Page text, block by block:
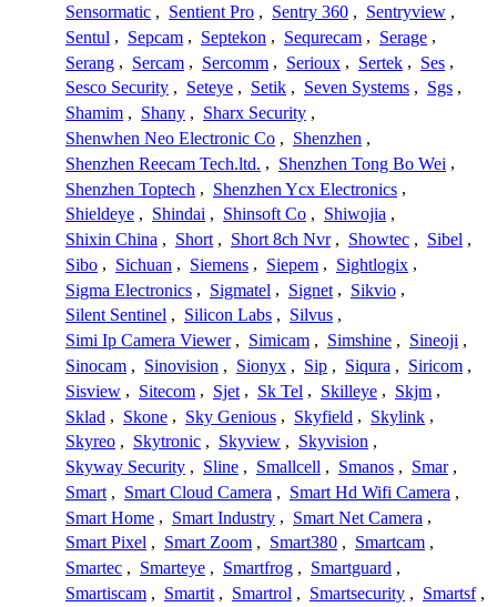
Sensormatic , Sentient Pro , Sentry 360 , Sentryview ,
Sentul , Sepcam , Septekon , Sequrecam , Serage ,
Serang , Sercam , Sercomm , Serioux , Sertek , Ses ,
Sesco Security , Seteye , Setik , Seven Systems , Sgs ,
Shamim , Shany , Sharx Security ,
Shenwhen Neo Electronic Co , Shenzhen ,
Shenzhen Reecam Tech.ltd. , Shenzhen Tong Bo Wei ,
Shenzhen Toptech , Shenzhen Ycx Electronics ,
Shieldeye , Shindai , Shinsoft Co , Shiwojia ,
Shixin China , Short , Short 8ch Nvr , Showtec , Sibel ,
Sibo , Sichuan , Siemens , Siepem , Sightlogix ,
Sigma Electronics , Sigmatel , Signet , Sikvio ,
Silent Sentinel , Silicon Labs , Silvus ,
Simi Ip Camera Viewer , Simicam , Simshine , Sineoji ,
Sinocam , Sinovision , Sionyx , Sip , Siqura , Siricom ,
Sisview , Sitecom , Sjet , Sk Tel , Skilleye , Skjm ,
Sklad , Skone , Sky Genious , Skyfield , Skylink ,
Skyreo , Skytronic , Skyview , Skyvision ,
Skyway Security , Sline , Smallcell , Smanos , Smar ,
Smart , Smart Cloud Camera , Smart Hd Wifi Camera ,
Smart Home , Smart Industry , Smart Net Camera ,
Smart Pixel , Smart Zoom , Smart380 , Smartcam ,
Smartec , Smarteye , Smartfrog , Smartguard ,
Smartiscam , Smartit , Smartrol , Smartsecurity , Smartsf ,